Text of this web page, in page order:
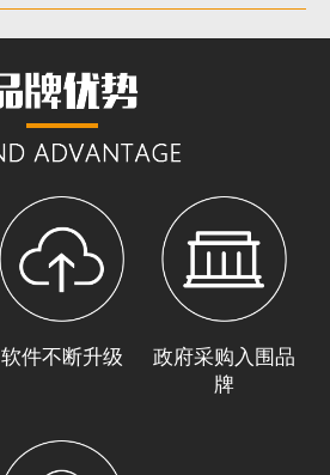
软件不断升级
政府采购入围品
牌